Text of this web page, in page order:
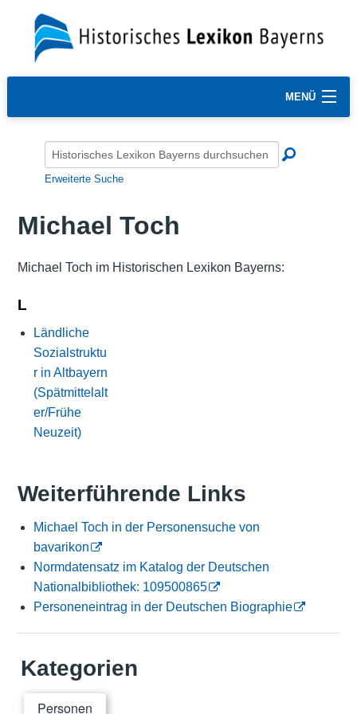
MENÜ
Erweiterte Suche
Michael Toch
Michael Toch im Historischen Lexikon Bayerns:
L
Ländliche
Sozialstruktu
r in Altbayern
(Spätmittelalt
er/Frühe
Neuzeit)
Weiterführende Links
Michael Toch in der Personensuche von
bavarikon
Normdatensatz im Katalog der Deutschen
Nationalbibliothek: 109500865
Personeneintrag in der Deutschen Biographie
Kategorien
Personen